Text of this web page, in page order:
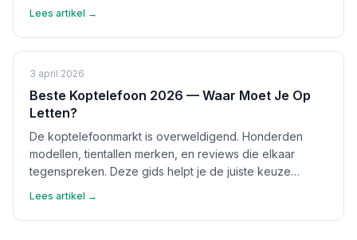
Lees artikel →
3 april 2026
Beste Koptelefoon 2026 — Waar Moet Je Op
Letten?
De koptelefoonmarkt is overweldigend. Honderden
modellen, tientallen merken, en reviews die elkaar
tegenspreken. Deze gids helpt je de juiste keuze
Lees artikel →